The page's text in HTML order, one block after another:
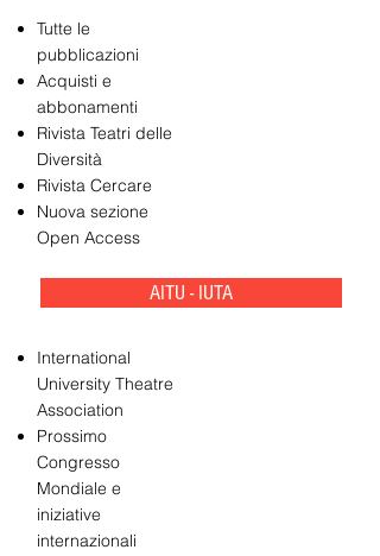
Tutte le
pubblicazioni
Acquisti e
abbonamenti
Rivista Teatri delle
Diversità
Rivista Cercare
Nuova sezione
Open Access
AITU - IUTA
International
University Theatre
Association
Prossimo
Congresso
Mondiale e
iniziative
internazionali